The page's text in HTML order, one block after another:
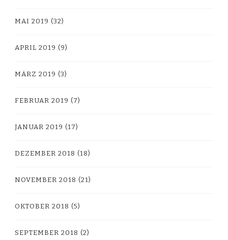
MAI 2019 (32)
APRIL 2019 (9)
MÄRZ 2019 (3)
FEBRUAR 2019 (7)
JANUAR 2019 (17)
DEZEMBER 2018 (18)
NOVEMBER 2018 (21)
OKTOBER 2018 (5)
SEPTEMBER 2018 (2)